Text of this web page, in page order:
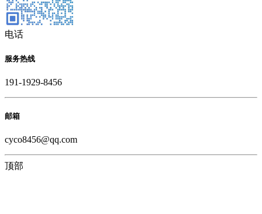
电话
服务热线
191-1929-8456
邮箱
cyco8456@qq.com
顶部